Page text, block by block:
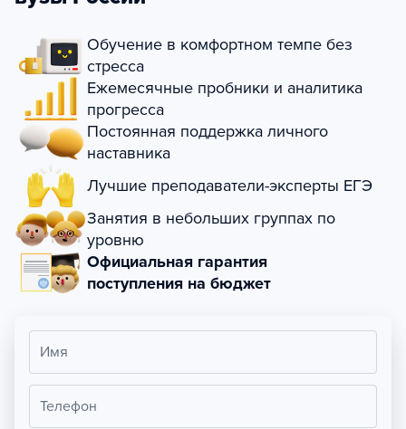
Обучение в комфортном темпе без
стресса
Ежемесячные пробники и аналитика
прогресса
Постоянная поддержка личного
наставника
Лучшие преподаватели-эксперты ЕГЭ
Занятия в небольших группах по
уровню
Официальная гарантия
поступления на бюджет
Имя
Телефон